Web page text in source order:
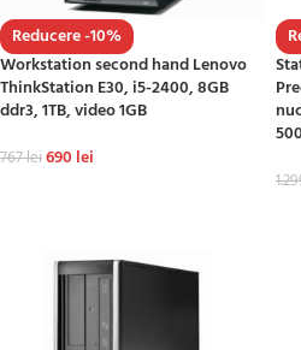
Reducere -10%
Workstation second hand Lenovo
ThinkStation E30, i5-2400, 8GB
ddr3, 1TB, video 1GB
767lei690 lei